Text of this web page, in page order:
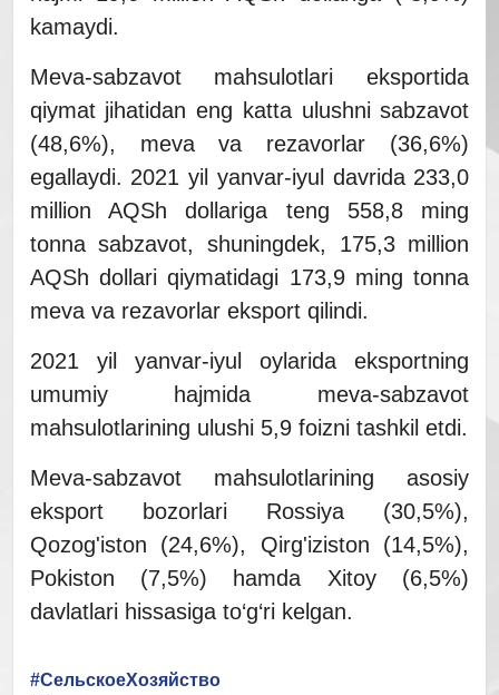
kamaydi.
Meva-sabzavot mahsulotlari eksportida
qiymat jihatidan eng katta ulushni sabzavot
(48,6%), meva va rezavorlar (36,6%)
egallaydi. 2021 yil yanvar-iyul davrida 233,0
million AQSh dollariga teng 558,8 ming
tonna sabzavot, shuningdek, 175,3 million
AQSh dollari qiymatidagi 173,9 ming tonna
meva va rezavorlar eksport qilindi.
2021 yil yanvar-iyul oylarida eksportning
umumiy hajmida meva-sabzavot
mahsulotlarining ulushi 5,9 foizni tashkil etdi.
Meva-sabzavot mahsulotlarining asosiy
eksport bozorlari Rossiya (30,5%),
Qozog'iston (24,6%), Qirg'iziston (14,5%),
Pokiston (7,5%) hamda Xitoy (6,5%)
davlatlari hissasiga to‘g‘ri kelgan.
#СельскоеХозяйство